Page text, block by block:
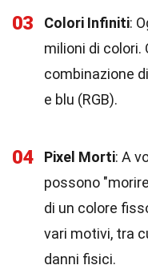
03 Colori Infiniti:
milioni di colori.
combinazione
e blu (RGB).
04 Pixel Morti: A
possono
di un colore
vari motivi, tra
danni fisici.